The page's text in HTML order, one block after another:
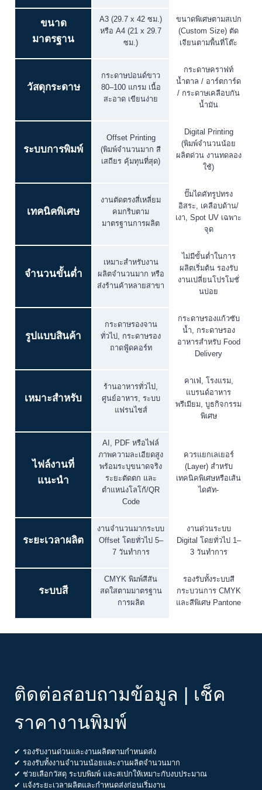
ขนาด
มาตรฐาน
A3 (29.7 x 42 ซม.)
หรือ A4 (21 x 29.7
ซม.)
ขนาดพิเศษตามสเปก
(Custom Size) ตัด
เจียนตามพื้นที่โต๊ะ
วัสดุกระดาษ
กระดาษปอนด์ขาว
80–100 แกรม เนื้อ
สะอาด เขียนง่าย
กระดาษคราฟท์
น้ำตาล / อาร์ตการ์ด
/ กระดาษเคลือบกัน
น้ำมัน
ระบบการพิมพ์
Offset Printing
(พิมพ์จำนวนมาก สี
เสถียร คุ้มทุนที่สุด)
Digital Printing
(พิมพ์จำนวนน้อย
ผลิตด่วน งานทดลอง
ใช้)
เทคนิคพิเศษ
งานตัดตรงสี่เหลี่ยม
คมกริบตาม
มาตรฐานการผลิต
ปั๊มไดคัทรูปทรง
อิสระ, เคลือบด้าน/
เงา, Spot UV เฉพาะ
จุด
จำนวนขั้นต่ำ
เหมาะสำหรับงาน
ผลิตจำนวนมาก หรือ
ส่งร้านค้าหลายสาขา
ไม่มีขั้นต่ำในการ
ผลิตเริ่มต้น รองรับ
งานเปลี่ยนโปรโมชั่
นบ่อย
รูปแบบสินค้า
กระดาษรองจาน
ทั่วไป, กระดาษรอง
ถาดฟู้ดคอร์ท
กระดาษรองแก้วซับ
น้ำ, กระดาษรอง
อาหารสำหรับ Food
Delivery
เหมาะสำหรับ
ร้านอาหารทั่วไป,
ศูนย์อาหาร, ระบบ
แฟรนไชส์
คาเฟ่, โรงแรม,
แบรนด์อาหาร
พรีเมียม, บูธกิจกรรม
พิเศษ
ไฟล์งานที่
แนะนำ
AI, PDF หรือไฟล์
ภาพความละเอียดสูง
พร้อมระบุขนาดจริง
ระยะตัดตก และ
ตำแหน่งโลโก้/QR
Code
ควรแยกเลเยอร์
(Layer) สำหรับ
เทคนิคพิเศษหรือเส้น
ไดคัท-
ระยะเวลาผลิต
งานจำนวนมากระบบ
Offset โดยทั่วไป 5–
7 วันทำการ
งานด่วนระบบ
Digital โดยทั่วไป 1–
3 วันทำการ
ระบบสี
CMYK พิมพ์สีสัน
สดใสตามมาตรฐาน
การผลิต
รองรับทั้งระบบสี
กระบวนการ CMYK
และสีพิเศษ Pantone
ติดต่อสอบถามข้อมูล | เช็ค
ราคางานพิมพ์
✔ รองรับงานด่วนและงานผลิตตามกำหนดส่ง
✔ รองรับทั้งงานจำนวนน้อยและงานผลิตจำนวนมาก
✔ ช่วยเลือกวัสดุ ระบบพิมพ์ และสเปกให้เหมาะกับงบประมาณ
✔ แจ้งระยะเวลาผลิตและกำหนดส่งก่อนเริ่มงาน